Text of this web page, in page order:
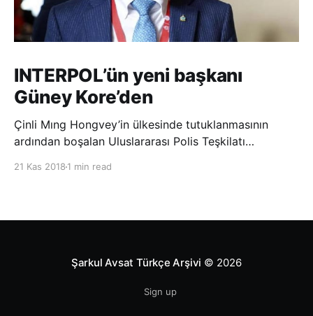
INTERPOL’ün yeni başkanı
Güney Kore’den
Çinli Mıng Hongvey’in ülkesinde tutuklanmasının
ardından boşalan Uluslararası Polis Teşkilatı
21 Kas 2018 1 min read
Şarkul Avsat Türkçe Arşivi © 2026
Sign up